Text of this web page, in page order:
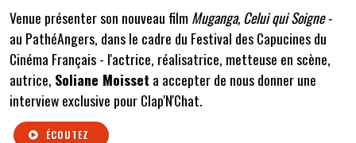
Venue présenter son nouveau filmMuganga, Celui qui Soigne -
au PathéAngers, dans le cadre du Festival des Capucines du
Cinéma Français - l'actrice, réalisatrice, metteuse en scène,
autrice, Soliane Moisset a accepter de nous donner une
interview exclusive pour Clap'N'Chat.
ÉCOUTEZ